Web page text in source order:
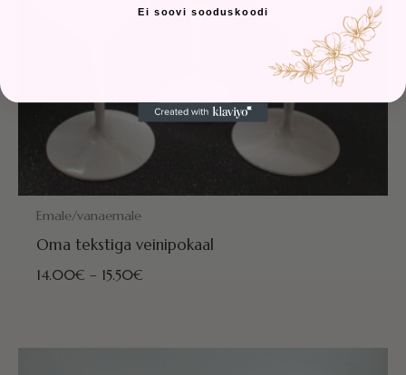
POSTITAMISEKS VALMIS HOMME!
Emale/vanaemale
Oma tekstiga veinipokaal
14.00€ – 15.50€
Ei soovi sooduskoodi